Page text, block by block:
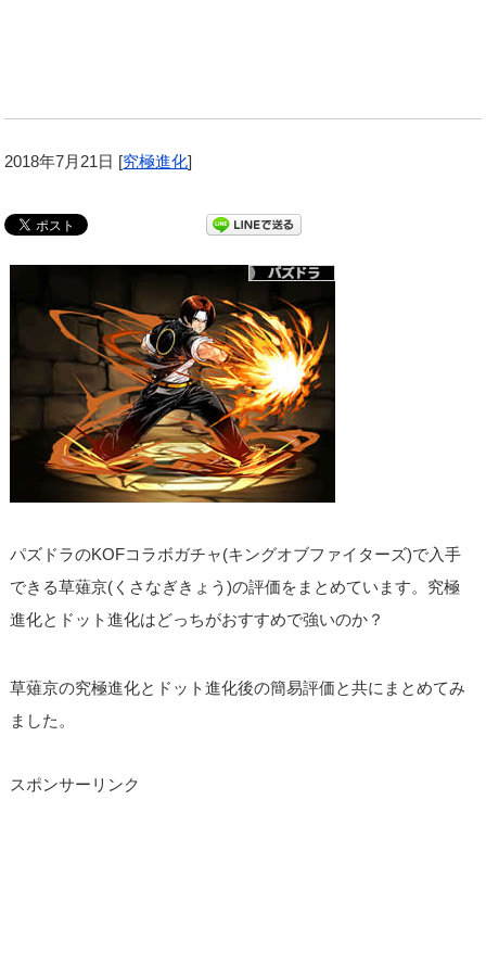
2018年7月21日 [究極進化]
パズドラのKOFコラボガチャ(キングオブファイターズ)で入手
できる草薙京(くさなぎきょう)の評価をまとめています。究極
進化とドット進化はどっちがおすすめで強いのか？
草薙京の究極進化とドット進化後の簡易評価と共にまとめてみ
ました。
スポンサーリンク